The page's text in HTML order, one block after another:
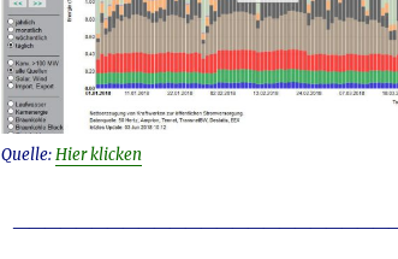
Quelle:Hier klicken